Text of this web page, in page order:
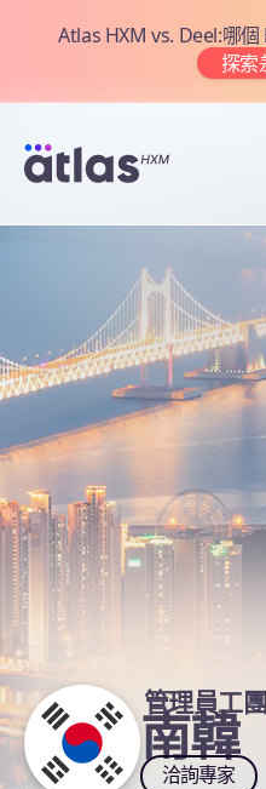
Atlas HXM vs. Deel:哪
探索
管理員工
南韓
洽詢專家